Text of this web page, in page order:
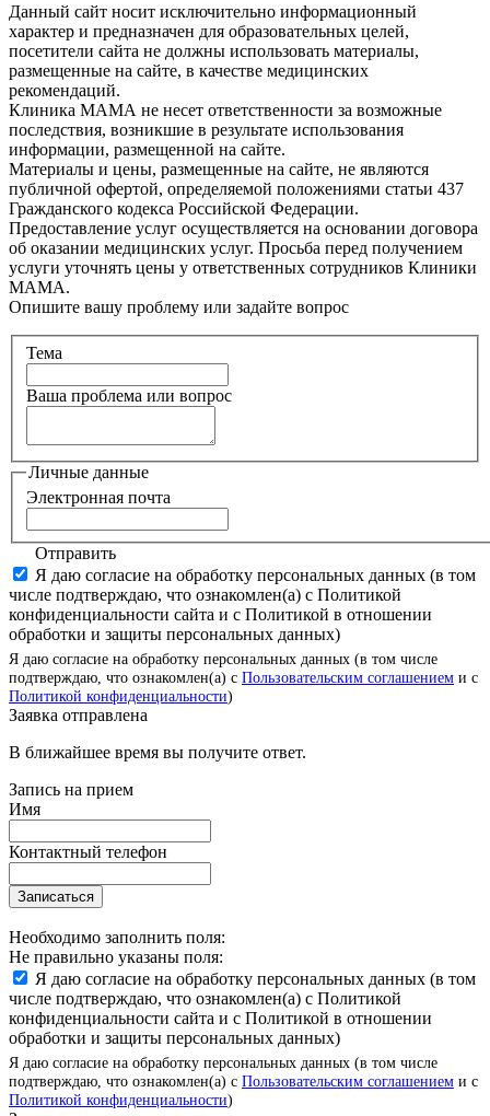
Данный сайт носит исключительно информационный
характер и предназначен для образовательных целей,
посетители сайта не должны использовать материалы,
размещенные на сайте, в качестве медицинских
рекомендаций.
Клиника МАМА не несет ответственности за возможные
последствия, возникшие в результате использования
информации, размещенной на сайте.
Материалы и цены, размещенные на сайте, не являются
публичной офертой, определяемой положениями статьи 437
Гражданского кодекса Российской Федерации.
Предоставление услуг осуществляется на основании договора
об оказании медицинских услуг. Просьба перед получением
услуги уточнять цены у ответственных сотрудников Клиники
МАМА.
Опишите вашу проблему или задайте вопрос
Тема
Ваша проблема или вопрос
Личные данные
Электронная почта
Отправить
Я даю согласие на обработку персональных данных (в том
числе подтверждаю, что ознакомлен(а) с Политикой
конфиденциальности сайта и с Политикой в отношении
обработки и защиты персональных данных)
Я даю согласие на обработку персональных данных (в том числе
подтверждаю, что ознакомлен(а) с Пользовательским соглашением и с
Политикой конфиденциальности)
Заявка отправлена
В ближайшее время вы получите ответ.
Запись на прием
Имя
Контактный телефон
Записаться
Необходимо заполнить поля:
Не правильно указаны поля:
Я даю согласие на обработку персональных данных (в том
числе подтверждаю, что ознакомлен(а) с Политикой
конфиденциальности сайта и с Политикой в отношении
обработки и защиты персональных данных)
Я даю согласие на обработку персональных данных (в том числе
подтверждаю, что ознакомлен(а) с Пользовательским соглашением и с
Политикой конфиденциальности)